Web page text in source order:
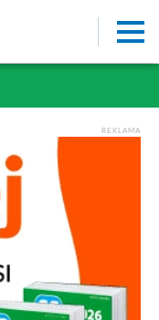
REKLAMA